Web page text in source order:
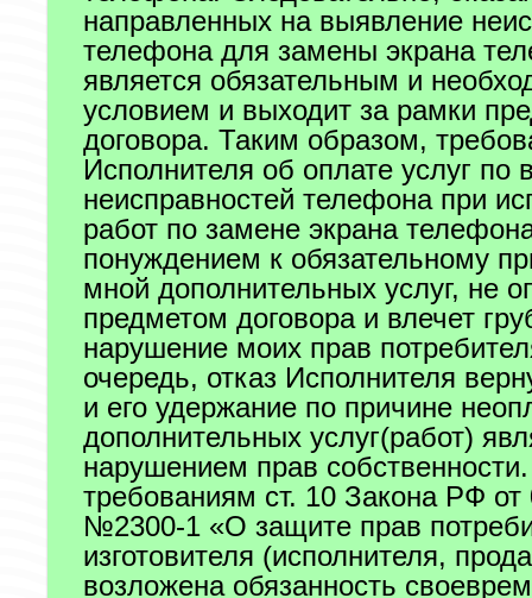
направленных на выявление
телефона для замены экрана
является обязательным и
условием и выходит за рамки
договора. Таким образом,
Исполнителя об оплате услуг по
неисправностей телефона при
работ по замене экрана
понуждением к обязательному
мной дополнительных услуг, не
предметом договора и влечет
нарушение моих прав
очередь, отказ Исполнителя
и его удержание по причине
дополнительных услуг(работ)
нарушением прав
требованиям ст. 10 Закона РФ от
№2300-1 «О защите прав
изготовителя (исполнителя,
возложена обязанность